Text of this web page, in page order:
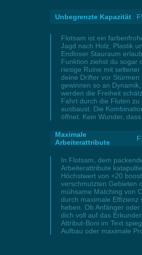
Unbegrenzte Kapazität
Flotsam ist ein
Jagd nach Holz, Plastik
Endloser Stauraum
Funktion ziehst du sogar
riesige Ruine mit
deine Drifter vor
gewinnen so an
werden die Freiheit
Fahrt durch die Fluten
ausbaust. Die
öffnet. Kein Wunder,
Maximale
Arbeiterattribute
In Flotsam, dem
Arbeiterattribute
Höchstwert von +20
verschmutzten Gebieten
mühsame Matching von
durch maximale Effizienz
heben. Ob Anfänger
dich voll auf das
Attribut-Boni im Text
Aufbau oder maximale